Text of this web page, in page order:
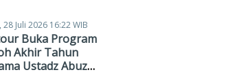
28 Juli 2026 16:22 WIB
Buka Program
Akhir Tahun
Ustadz Abuz